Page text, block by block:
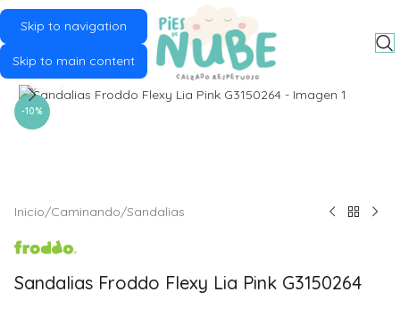
Skip to navigation
Skip to main content
-10%
Click to enlarge
Inicio/Caminando/Sandalias
Sandalias Froddo Flexy Lia Pink G3150264